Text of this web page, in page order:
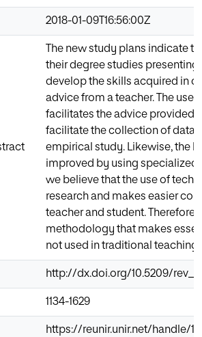
2018-01-09T16:56:00Z
The new study plans indicate
their degree studies presenting
develop the skills acquired in
advice from a teacher. The
facilitates the advice provided
facilitate the collection of data
empirical study. Likewise, the
improved by using specialized
we believe that the use of
research and makes easier
teacher and student.
methodology that makes
not used in traditional teaching
http://dx.doi.org/10.5209/
1134-1629
https://reunir.unir.net/handle/